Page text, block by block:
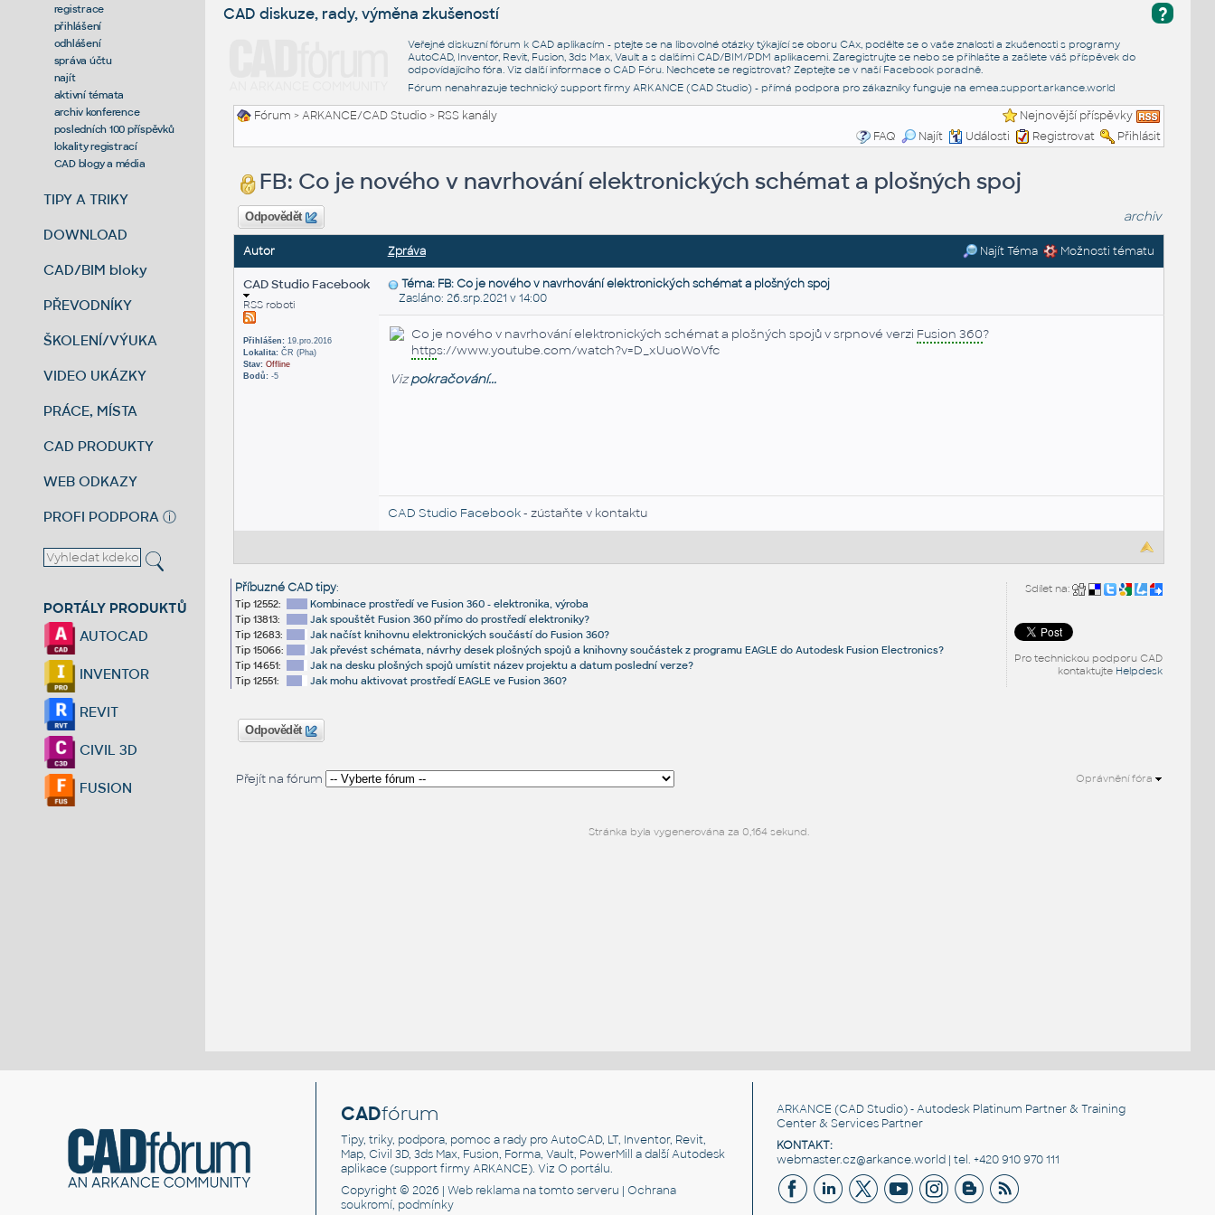
registrace
přihlášení
odhlášení
správa účtu
najít
aktivní témata
archiv konference
posledních 100 příspěvků
lokality registrací
CAD blogy a média
TIPY A TRIKY
DOWNLOAD
CAD/BIM bloky
PŘEVODNÍKY
ŠKOLENÍ/VÝUKA
VIDEO UKÁZKY
PRÁCE, MÍSTA
CAD PRODUKTY
WEB ODKAZY
PROFI PODPORA ⓘ
PORTÁLY PRODUKTŮ
AUTOCAD
INVENTOR
REVIT
CIVIL 3D
FUSION
?
CAD diskuze, rady, výměna zkušeností
Veřejné diskuzní fórum k CAD aplikacím - ptejte se na libovolné otázky týkající se oboru CAx, podělte se o vaše znalosti a zkušenosti s programy
AutoCAD, Inventor, Revit, Fusion, 3ds Max, Vault a s dalšími CAD/BIM/PDM aplikacemi. Zaregistrujte se nebo se přihlašte a zašlete váš příspěvek do
odpovídajícího fóra. Viz další informace o CAD Fóru. Nechcete se registrovat? Zeptejte se v naší Facebook poradně.
Fórum nenahrazuje technický support firmy ARKANCE (CAD Studio) - přímá podpora pro zákazníky funguje na emea.support.arkance.world
Fórum >ARKANCE/CAD Studio> RSS kanály
Nejnovější příspěvky
FAQ
Najít Události Registrovat Přihlásit
FB: Co je nového v navrhování elektronických schémat a plošných spoj
Odpovědět archiv
Autor Zpráva Najít Téma Možnosti tématu
CAD Studio Facebook
RSS roboti
Přihlášen:19.pro.2016
Lokalita:ČR (Pha)
Stav: Offline
Bodů:-5
Téma: FB: Co je nového v navrhování elektronických schémat a plošných spoj
Zasláno: 26.srp.2021 v 14:00
Co je nového v navrhování elektronických schémat a plošných spojů v srpnové verzi Fusion 360?
https://www.youtube.com/watch?v=D_xUuoWoVfc
Vizpokračování...
CAD Studio Facebook- zústaňte v kontaktu
Sdílet na:
Pro technickou podporu CAD
kontaktujte Helpdesk
Příbuzné CAD tipy:
Tip 12552:
Kombinace prostředí ve Fusion 360 - elektronika, výroba
Tip 13813:
Jak spouštět Fusion 360 přímo do prostředí elektroniky?
Tip 12683:
Jak načíst knihovnu elektronických součástí do Fusion 360?
Tip 15066:
Jak převést schémata, návrhy desek plošných spojů a knihovny součástek z programu EAGLE do Autodesk Fusion Electronics?
Tip 14651:
Jak na desku plošných spojů umístit název projektu a datum poslední verze?
Tip 12551:
Jak mohu aktivovat prostředí EAGLE ve Fusion 360?
Odpovědět
Přejít na fórum Oprávnění fóra
Stránka byla vygenerována za 0,164 sekund.
CADfórum
Tipy, triky, podpora, pomoc a rady pro AutoCAD, LT, Inventor, Revit,
Map, Civil 3D, 3ds Max, Fusion, Forma, Vault, PowerMill a další Autodesk
aplikace (support firmy ARKANCE). VizO portálu.
Copyright © 2026 |Web reklama na tomto serveru |Ochrana
soukromí, podmínky
ARKANCE (CAD Studio) - Autodesk Platinum Partner & Training
Center & Services Partner
KONTAKT:
webmaster.cz@arkance.world | tel. +420 910 970 111